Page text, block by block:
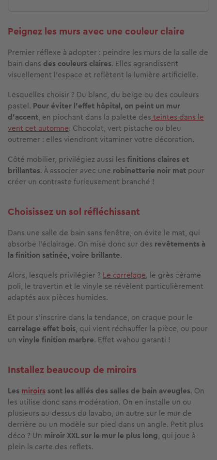
Peignez les murs avec une couleur claire
Premier réflexe à adopter : peindre les murs de la salle de
bain dans des couleurs claires. Elles agrandissent
visuellement l’espace et reflètent la lumière artificielle.
Lesquelles choisir ? Du blanc, du beige ou des couleurs
pastel. Pour éviter l’effet hôpital, on peint un mur
d’accent, en piochant dans la palette des teintes dans le
vent cet automne. Chocolat, vert pistache ou bleu
outremer : elles viendront vitaminer votre décoration.
Côté mobilier, privilégiez aussi les finitions claires et
brillantes. À associer avec une robinetterie noir mat pour
créer un contraste furieusement branché !
Choisissez un sol réfléchissant
Dans une salle de bain sans fenêtre, on évite le mat, qui
absorbe l’éclairage. On mise donc sur des revêtements à
la finition satinée, voire brillante.
Alors, lesquels privilégier ? Le carrelage, le grès cérame
poli, le travertin et le vinyle se révèlent particulièrement
adaptés aux pièces humides.
Et pour s’inscrire dans la tendance, on craque pour le
carrelage effet bois, qui vient réchauffer la pièce, ou pour
un vinyle finition marbre. Effet wahou garanti !
Installez beaucoup de miroirs
Les miroirssont les alliés des salles de bain aveugles. On
les utilise donc sans modération. On en installe un ou
plusieurs au-dessus du lavabo, un autre sur le mur de
derrière ou un modèle sur pied dans un angle. Petit plus
déco ? Un miroir XXL sur le mur le plus long, qui joue à
plein la carte des reflets.